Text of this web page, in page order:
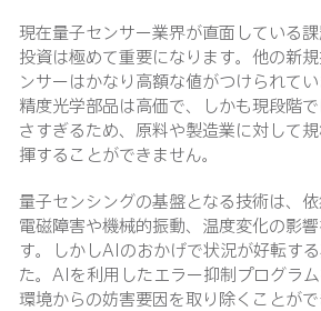
現在量子センサー業界が直面している
投資は極めて重要になります。他の新
ンサーはかなり高額な値がつけられて
精度光学部品は高価で、しかも現段階
さすぎるため、原料や製造業に対して
揮することができません。
量子センシングの基盤となる技術は、
電磁障害や機械的振動、温度変化の影
す。しかしAIのおかげで状況が好転す
た。AIを利用したエラー抑制プログラ
環境からの妨害要因を取り除くことが